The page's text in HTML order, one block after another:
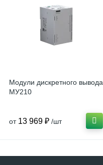
Модули дискретного вывода
МУ210
от 13 969 ₽ /шт